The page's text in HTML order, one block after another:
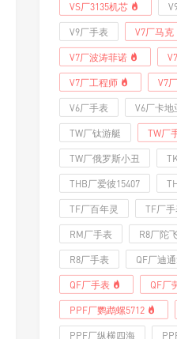
VS厂3135机芯
V9厂手表 V7厂马克
V7厂波涛菲诺
V7厂工程师 V7
V6厂手表 V6厂卡地
TW厂钛游艇 TW厂
TW厂俄罗斯小丑
THB厂爱彼15407
TF厂百年灵 TF厂
RM厂手表 R8厂陀
R8厂手表 QF厂迪
QF厂手表 QF厂
PPF厂鹦鹉螺5712
PPF厂纵横四海